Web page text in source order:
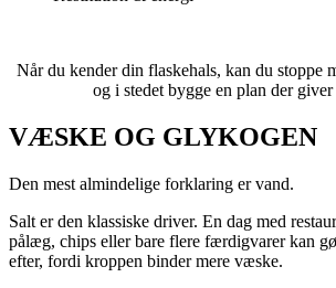
Når du kender din flaskehals, kan du stoppe
og i stedet bygge en plan der giver
VÆSKE OG GLYKOGEN
Den mest almindelige forklaring er vand.
Salt er den klassiske driver. En dag med
pålæg, chips eller bare flere færdigvarer kan
efter, fordi kroppen binder mere væske.